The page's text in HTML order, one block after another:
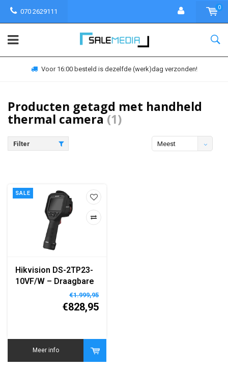
070 2629111
0
Voor 16:00 besteld is dezelfde (werk)dag verzonden!
Producten getagd met handheld
thermal camera(1)
Filter
Meest
SALE
Hikvision DS-2TP23-
10VF/W – Draagbare
Thermografische
Warmtebeeldcamera
– 160×120 Resolutie
– Ingebouwde
Batterij
€1.999,95
€828,95
Meer info